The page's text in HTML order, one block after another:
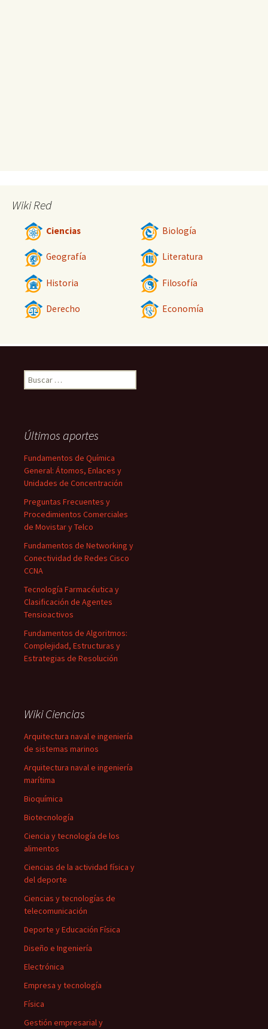
Wiki Red
Ciencias Biología
Geografía Literatura
Historia Filosofía
Derecho Economía
Buscar:
Últimos aportes
Fundamentos de Química
General: Átomos, Enlaces y
Unidades de Concentración
Preguntas Frecuentes y
Procedimientos Comerciales
de Movistar y Telco
Fundamentos de Networking y
Conectividad de Redes Cisco
CCNA
Tecnología Farmacéutica y
Clasificación de Agentes
Tensioactivos
Fundamentos de Algoritmos:
Complejidad, Estructuras y
Estrategias de Resolución
Wiki Ciencias
Arquitectura naval e ingeniería
de sistemas marinos
Arquitectura naval e ingeniería
marítima
Bioquímica
Biotecnología
Ciencia y tecnología de los
alimentos
Ciencias de la actividad física y
del deporte
Ciencias y tecnologías de
telecomunicación
Deporte y Educación Física
Diseño e Ingeniería
Electrónica
Empresa y tecnología
Física
Gestión empresarial y